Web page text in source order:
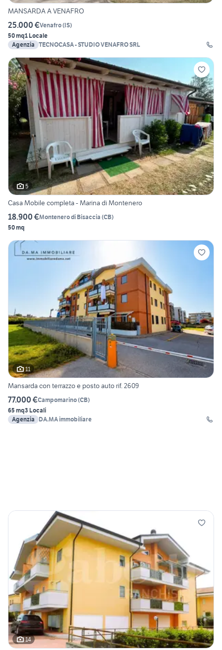
MANSARDA A VENAFRO
25.000 €Venafro(IS)
50 mq1 Locale
Agenzia
TECNOCASA - STUDIO VENAFRO SRL
5
Casa Mobile completa - Marina di Montenero
18.900 €Montenero di Bisaccia (CB)
50 mq
11
Mansarda con terrazzo e posto auto rif. 2609
77.000 €Campomarino(CB)
65 mq3 Locali
Agenzia
DA.MA immobiliare
14